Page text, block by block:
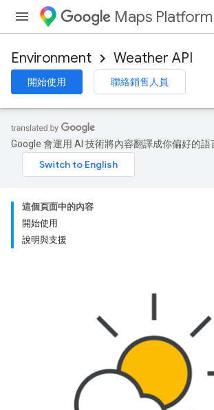
Maps Platform
Environment Weather API
開始使用 聯絡銷售人員
Google 會運用 AI 技術將內容翻譯成你偏好的語
這個頁面中的內容
開始使用
說明與支援